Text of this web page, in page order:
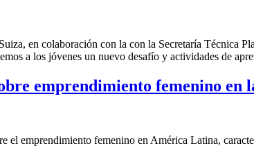
en colaboración con la con la Secretaría
a los jóvenes un nuevo desafío y actividades de
emprendimiento femenino en
el emprendimiento femenino en América Latina,